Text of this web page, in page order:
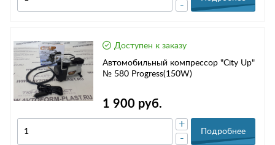
-
Доступен к заказу
Автомобильный компрессор "City Up"
№ 580 Progress(150W)
1 900 руб.
-
+
Подробнее